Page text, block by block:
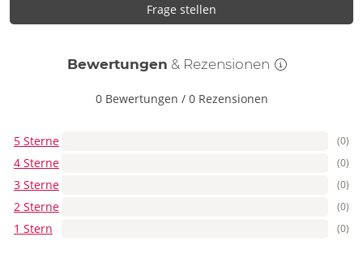
Frage stellen
Bewertungen & Rezensionen
0 Bewertungen / 0 Rezensionen
5 Sterne (0)
4 Sterne (0)
3 Sterne (0)
2 Sterne (0)
1 Stern (0)